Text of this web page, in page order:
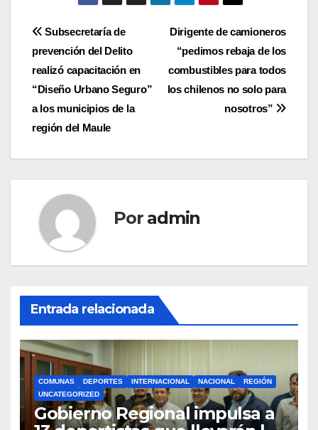
Navegación
de
entradas
Dirigente de camioneros
“pedimos rebaja de los
combustibles para todos
los chilenos no solo para
nosotros”
Subsecretaría de
prevención del Delito
realizó capacitación en
“Diseño Urbano Seguro”
a los municipios de la
región del Maule
Por admin
Entrada relacionada
COMUNAS DEPORTES INTERNACIONAL NACIONAL
REGIÓN
UNCATEGORIZED
Gobierno Regional impulsa a